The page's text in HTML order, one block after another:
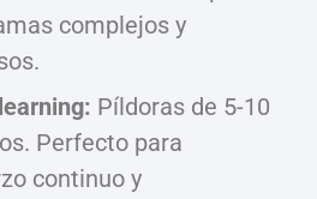
complejos y
Píldoras de 5-10
Perfecto para
continuo y